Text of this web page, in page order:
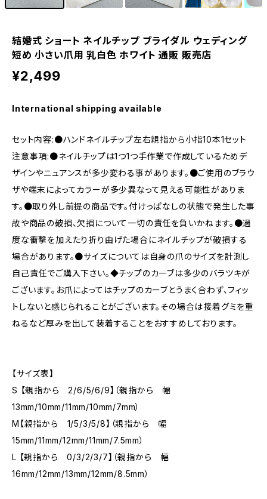
結婚式 ショート ネイルチップ ブライダル ウェディング
短め 小さい爪用 乳白色 ホワイト 通販 販売店
¥2,499
International shipping available
セット内容:●ハンドネイルチップ左右親指から小指10本1セット
注意事項:●ネイルチップは1つ1つ手作業で作成しているためデ
ザインやニュアンスが多少変わる事があります。●ご使用のブラウ
ザや端末によってカラーが多少異なって見える可能性がありま
す。●取り外し前提の商品です。付けっぱなしの状態で発生した事
故や商品の破損、欠損について一切の責任を負いかねます。●過
度な衝撃を加えたり折り曲げた場合にネイルチップが破損する
場合があります。●サイズについては自身の爪のサイズを計測し
自己責任でご購入下さい。◆チップのカーブは多少のバラツキが
ございます。お爪によってはチップのカーブとうまく合わず、フィッ
トしないと感じられることがございます。その場合は接着グミを重
ねるなど厚みを出して装着することをおすすめしております。
【サイズ表】
S 【親指から 2/6/5/6/9】（親指から 幅
13mm/10mm/11mm/10mm/7mm）
M【親指から 1/5/3/5/8】（親指から 幅
15mm/11mm/12mm/11mm/7.5mm）
L 【親指から 0/3/2/3/7】（親指から 幅
16mm/12mm/13mm/12mm/8.5mm）